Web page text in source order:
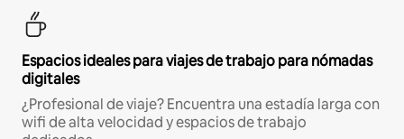
Espacios ideales para viajes de trabajo para nómadas
digitales
¿Profesional de viaje? Encuentra una estadía larga con
wifi de alta velocidad y espacios de trabajo